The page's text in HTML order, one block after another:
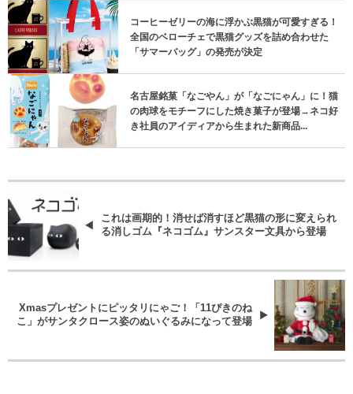
コーヒーゼリーの海に浮かぶ黒猫が可愛すぎる！
全国のベローチェで黒猫グッズを詰め合わせた
「サマーバッグ」の発売が決定
名古屋銘菓「なごやん」が「なごにゃん」に！猫
の肉球をモチーフにした焼き菓子が登場→ネコ好
き社員のアイディアから生まれた新商品...
これは画期的！消せば消すほど黒猫の形に変えられ
る消しゴム『ネコゴム』サンスター文具から登場
Xmasプレゼントにピッタリにゃご！「11ぴきのね
こ」がサンタクロース姿のぬいぐるみになって登場